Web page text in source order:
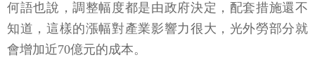
何語也說，調整幅度都是由政府決定，配套措施還不
知道，這樣的漲幅對產業影響力很大，光外勞部分就
會增加近70億元的成本。